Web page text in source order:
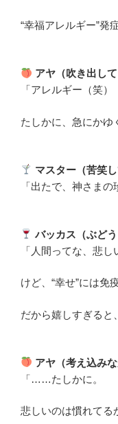
“幸福アレルギー”発
アヤ（吹き出して
「アレルギー（笑）
たしかに、急にかゆ
マスター（苦笑し
「出たで、神さま
バッカス（ぶど
「人間ってな、悲し
けど、“幸せ”には免
だから嬉しすぎると
アヤ（考え込みな
「……たしかに。
悲しいのは慣れてる